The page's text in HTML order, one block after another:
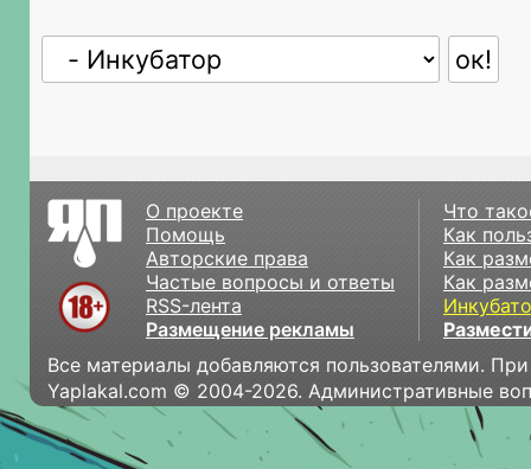
О проекте
Помощь
Авторские права
Частые вопросы и ответы
RSS-лента
Размещение рекламы
Что
Как
Как
Как
Все материалы добавляются пользователями.
Yaplakal.com © 2004-2026. Административные